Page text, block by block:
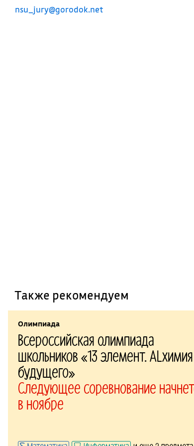
nsu_jury@gorodok.net
Также рекомендуем
Олимпиада
Всероссийская олимпиада
школьников «13 элемент. ALхимия
будущего»
Следующее соревнование
в ноябре